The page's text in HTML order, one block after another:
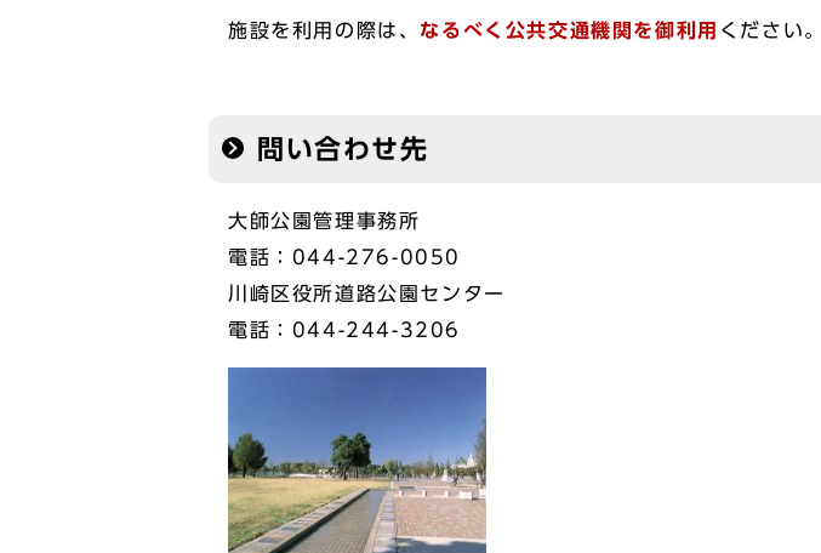
施設を利用の際は、 なるべく公共交通機関を御利用 ください。
問い合わせ先
大師公園管理事務所
電話：044-276-0050
川崎区役所道路公園センター
電話：044-244-3206